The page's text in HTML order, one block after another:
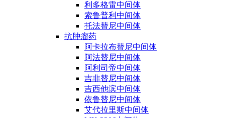
利多格雷中间体
索鲁普利中间体
托法替尼中间体
抗肿瘤药
阿卡拉布替尼中间体
阿法替尼中间体
阿利司帝中间体
吉非替尼中间体
吉西他滨中间体
依鲁替尼中间体
艾代拉里斯中间体